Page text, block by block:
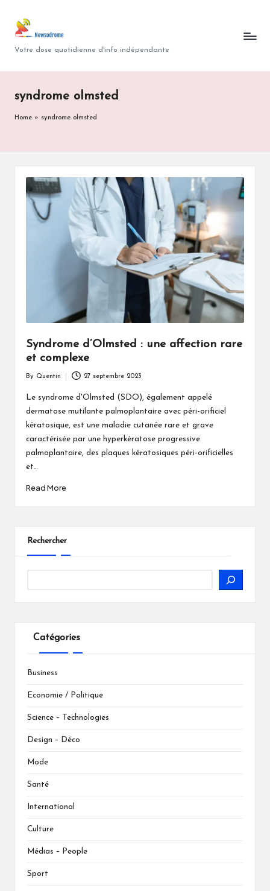
content
N
e
w
s
o
r
m
Votre dose quotidienne d'info indépendante
syndrome olmsted
Home » syndrome olmsted
Syndrome d’Olmsted : une affection rare
et complexe
by
By Quentin 27 septembre 2023
Le syndrome d'Olmsted (SDO), également appelé
dermatose mutilante palmoplantaire avec péri-orificiel
kératosique, est une maladie cutanée rare et grave
caractérisée par une hyperkératose progressive
palmoplantaire, des plaques kératosiques péri-orificielles
et…
Read More
Rechercher
Catégories
Business
Economie / Politique
Science – Technologies
Design – Déco
Mode
Santé
International
Culture
Médias – People
Sport